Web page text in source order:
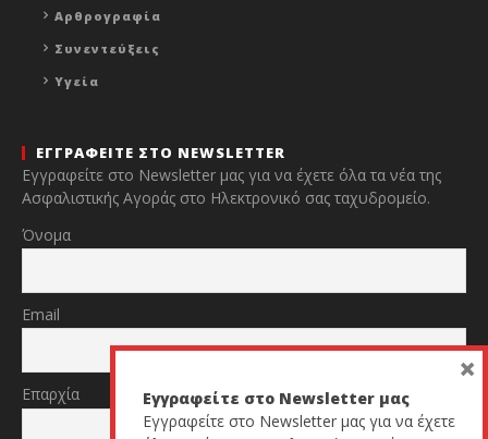
Αρθρογραφία
Συνεντεύξεις
Υγεία
ΕΓΓΡΑΦΕΙΤΕ ΣΤΟ NEWSLETTER
Εγγραφείτε στο Newsletter μας για να έχετε όλα τα νέα της
Ασφαλιστικής Αγοράς στο Ηλεκτρονικό σας ταχυδρομείο.
Όνομα
Email
Επαρχία
Εγγραφείτε στο Newsletter μας
Εγγραφείτε στο Newsletter μας για να έχετε
×